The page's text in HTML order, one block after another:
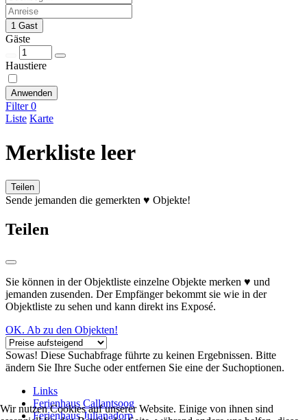
1 Gast
Gäste
Haustiere
Anwenden
Filter0
Liste Karte
Merkliste leer
Teilen
Sende jemanden die gemerkten ♥ Objekte!
Teilen
Sie können in der Objektliste einzelne Objekte merken ♥ und
jemanden zusenden. Der Empfänger bekommt sie wie in der
Objektliste zu sehen und kann direkt ins Exposé.
OK. Ab zu den Objekten!
Sowas! Diese Suchabfrage führte zu keinen Ergebnissen. Bitte
ändern Sie Ihre Suche oder entfernen Sie eine der Suchoptionen.
Links
Ferienhaus Callantsoog
Ferienhaus Julianadorp
Wir nutzen Cookies auf unserer Website. Einige von ihnen sind